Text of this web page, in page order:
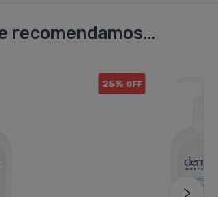
recomendamos...
25% OFF